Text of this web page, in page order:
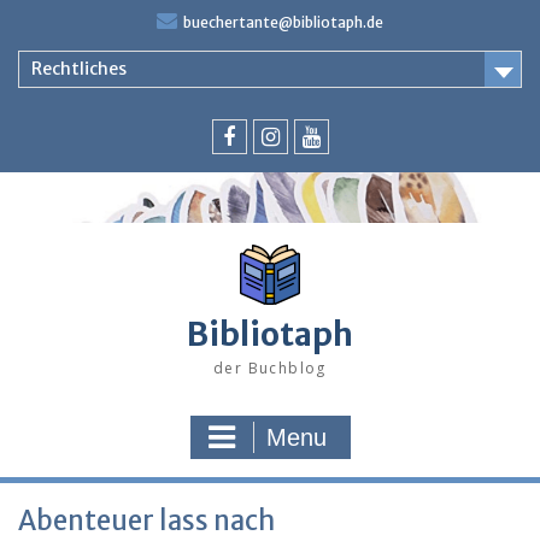
content
buechertante@bibliotaph.de
Rechtliches
Bibliotaph
der Buchblog
Menu
Abenteuer lass nach